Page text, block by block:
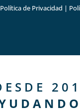
Política de Privacidad |